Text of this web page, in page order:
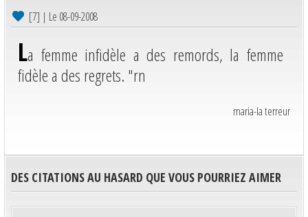
[7] | Le 08-09-2008
La femme infidèle a des remords, la femme
fidèle a des regrets. "rn
maria-la terreur
DES CITATIONS AU HASARD QUE VOUS POURRIEZ AIMER